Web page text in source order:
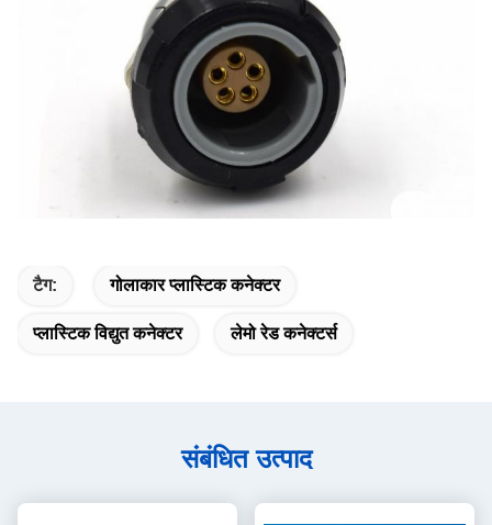
टैग: गोलाकार प्लास्टिक कनेक्टर
प्लास्टिक विद्युत कनेक्टर लेमो रेड कनेक्टर्स
संबंधित उत्पाद